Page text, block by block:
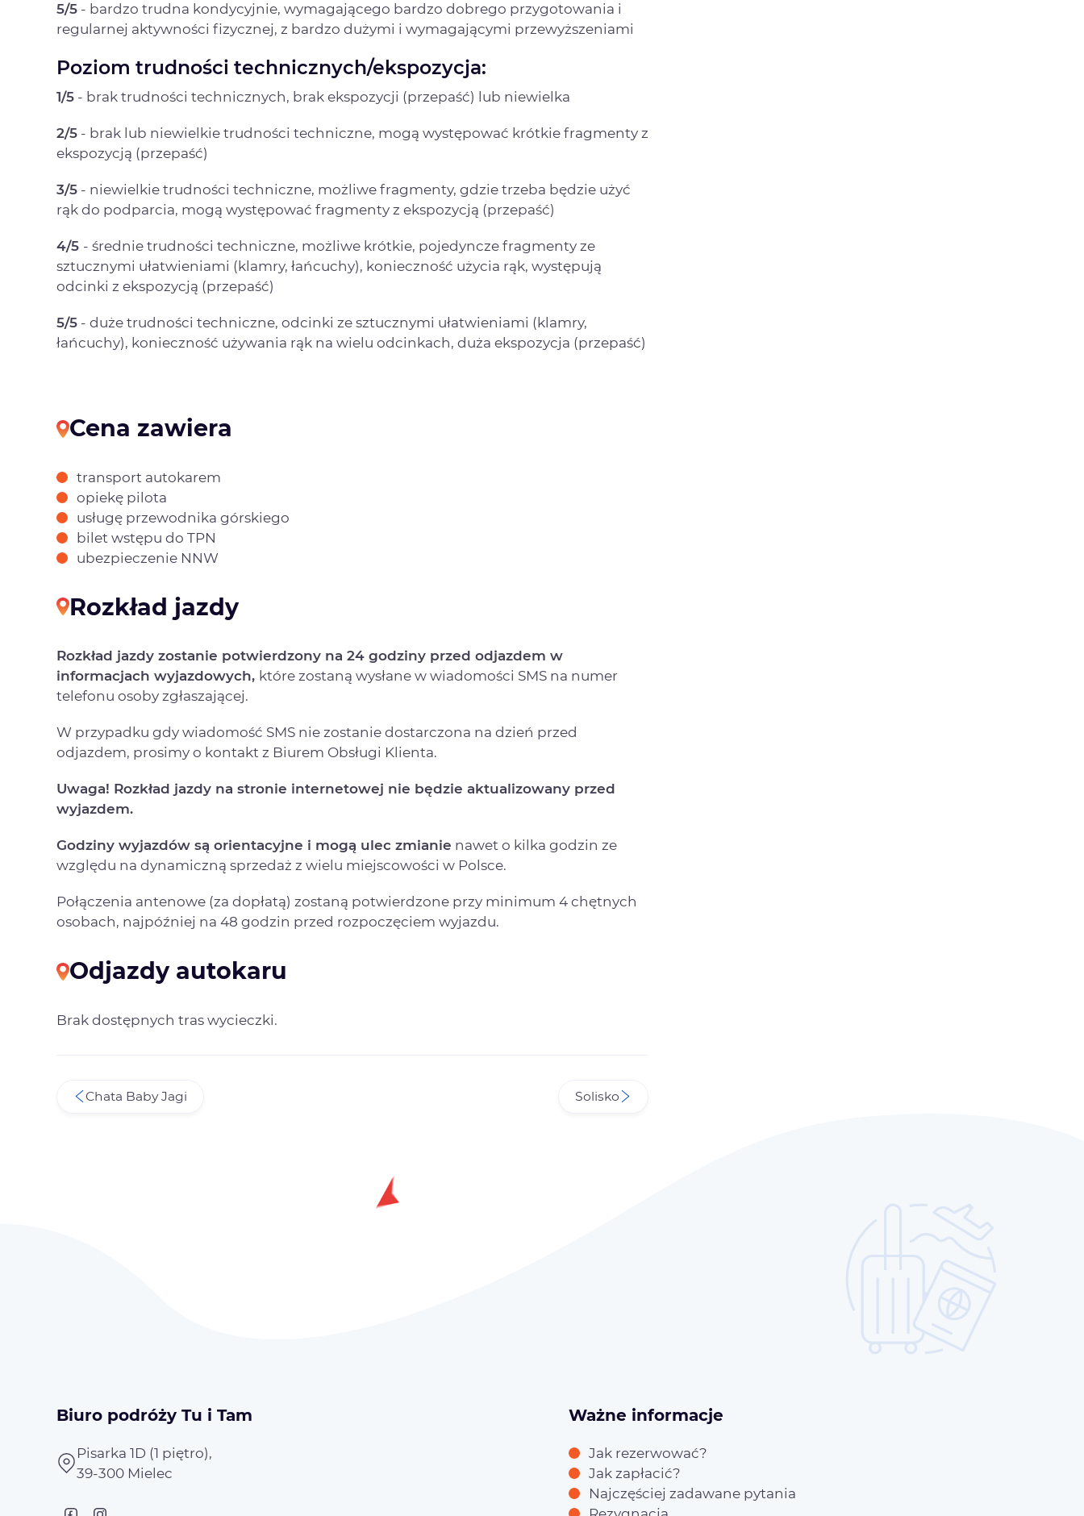
5/5 - bardzo trudna kondycyjnie, wymagającego bardzo dobrego przygotowania i
regularnej aktywności fizycznej, z bardzo dużymi i wymagającymi przewyższeniami
Poziom trudności technicznych/ekspozycja:
1/5 - brak trudności technicznych, brak ekspozycji (przepaść) lub niewielka
2/5 - brak lub niewielkie trudności techniczne, mogą występować krótkie fragmenty z
ekspozycją (przepaść)
3/5 - niewielkie trudności techniczne, możliwe fragmenty, gdzie trzeba będzie użyć
rąk do podparcia, mogą występować fragmenty z ekspozycją (przepaść)
4/5 - średnie trudności techniczne, możliwe krótkie, pojedyncze fragmenty ze
sztucznymi ułatwieniami (klamry, łańcuchy), konieczność użycia rąk, występują
odcinki z ekspozycją (przepaść)
5/5 - duże trudności techniczne, odcinki ze sztucznymi ułatwieniami (klamry,
łańcuchy), konieczność używania rąk na wielu odcinkach, duża ekspozycja (przepaść)
Cena zawiera
transport autokarem
opiekę pilota
usługę przewodnika górskiego
bilet wstępu do TPN
ubezpieczenie NNW
Rozkład jazdy
Rozkład jazdy zostanie potwierdzony na 24 godziny przed odjazdem w
informacjach wyjazdowych, które zostaną wysłane w wiadomości SMS na numer
telefonu osoby zgłaszającej.
W przypadku gdy wiadomość SMS nie zostanie dostarczona na dzień przed
odjazdem, prosimy o kontakt z Biurem Obsługi Klienta.
Uwaga! Rozkład jazdy na stronie internetowej nie będzie aktualizowany przed
wyjazdem.
Godziny wyjazdów są orientacyjne i mogą ulec zmianie nawet o kilka godzin ze
względu na dynamiczną sprzedaż z wielu miejscowości w Polsce.
Połączenia antenowe (za dopłatą) zostaną potwierdzone przy minimum 4 chętnych
osobach, najpóźniej na 48 godzin przed rozpoczęciem wyjazdu.
Odjazdy autokaru
Brak dostępnych tras wycieczki.
Chata Baby Jagi Solisko
Biuro podróży Tu i Tam
Pisarka 1D (1 piętro),
39-300 Mielec
Ważne informacje
Jak rezerwować?
Jak zapłacić?
Najczęściej zadawane pytania